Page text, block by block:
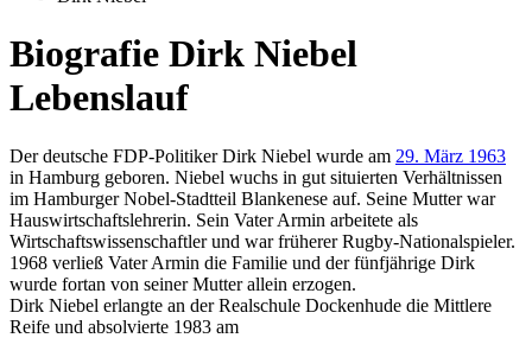
Biografie Dirk Niebel
Lebenslauf
Der deutsche FDP-Politiker Dirk Niebel wurde am 29. März 1963
in Hamburg geboren. Niebel wuchs in gut situierten Verhältnissen
im Hamburger Nobel-Stadtteil Blankenese auf. Seine Mutter war
Hauswirtschaftslehrerin. Sein Vater Armin arbeitete als
Wirtschaftswissenschaftler und war früherer Rugby-Nationalspieler.
1968 verließ Vater Armin die Familie und der fünfjährige Dirk
wurde fortan von seiner Mutter allein erzogen.
Dirk Niebel erlangte an der Realschule Dockenhude die Mittlere
Reife und absolvierte 1983 am